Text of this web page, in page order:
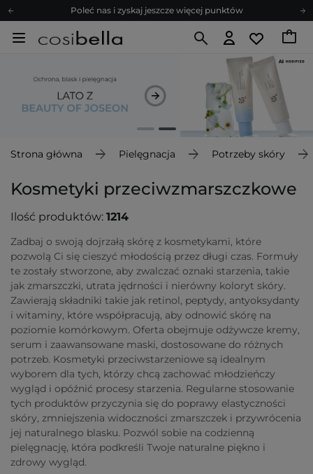
Zapisz się na newsletter pełen porad
Bezpłatne konsultacje kosmetologiczne
Poleć nas i zyskaj jeszcze więcej punktów
Zapisz się na newsletter pełen porad
Strona główna Pielęgnacja Potrzeby skóry
Kosmetyki przeciwzmarszczkowe
Ilość produktów: 1214
Zadbaj o swoją dojrzałą skórę z kosmetykami, które
pozwolą Ci się cieszyć młodością przez długi czas. Formuły
te zostały stworzone, aby zwalczać oznaki starzenia, takie
jak zmarszczki, utrata jędrności i nierówny koloryt skóry.
Zawierają składniki takie jak retinol, peptydy, antyoksydanty
i witaminy, które współpracują, aby odnowić skórę na
poziomie komórkowym. Oferta obejmuje odżywcze kremy,
serum i zaawansowane maski, dostosowane do różnych
potrzeb. Kosmetyki przeciwstarzeniowe są idealnym
wyborem dla tych, którzy chcą zachować młodzieńczy
wygląd i opóźnić procesy starzenia. Regularne stosowanie
tych produktów przyczynia się do poprawy elastyczności
skóry, zmniejszenia widoczności zmarszczek i przywrócenia
jej naturalnego blasku. Pozwól sobie na codzienną
pielęgnację, która podkreśli Twoje naturalne piękno i
zdrowy wygląd.